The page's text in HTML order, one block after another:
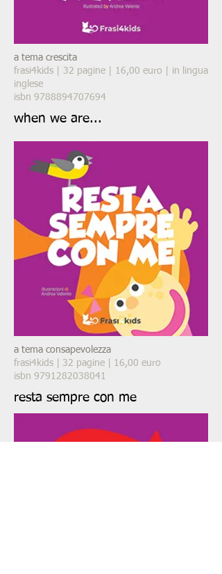
a tema crescita
frasi4kids | 32 pagine | 16,00 euro | in lingua
inglese
isbn 9788894707694
when we are...
a tema consapevolezza
frasi4kids | 32 pagine | 16,00 euro
isbn 9791282038041
resta sempre con me